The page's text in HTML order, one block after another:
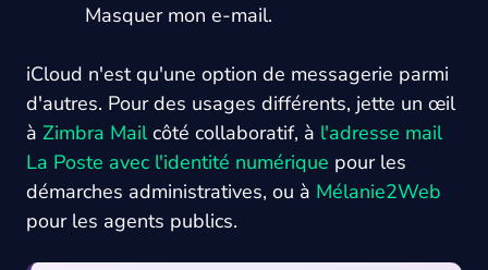
Masquer mon e-mail.
iCloud n'est qu'une option de messagerie parmi
d'autres. Pour des usages différents, jette un œil
à Zimbra Mailcôté collaboratif, à l'adresse mail
La Poste avec l'identité numérique pour les
démarches administratives, ou à Mélanie2Web
pour les agents publics.